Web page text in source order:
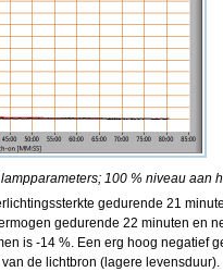
100 % niveau aan
gedurende 21
gedurende 22 minuten en
is -14 %. Een erg hoog negatief
de lichtbron (lagere levensduur).